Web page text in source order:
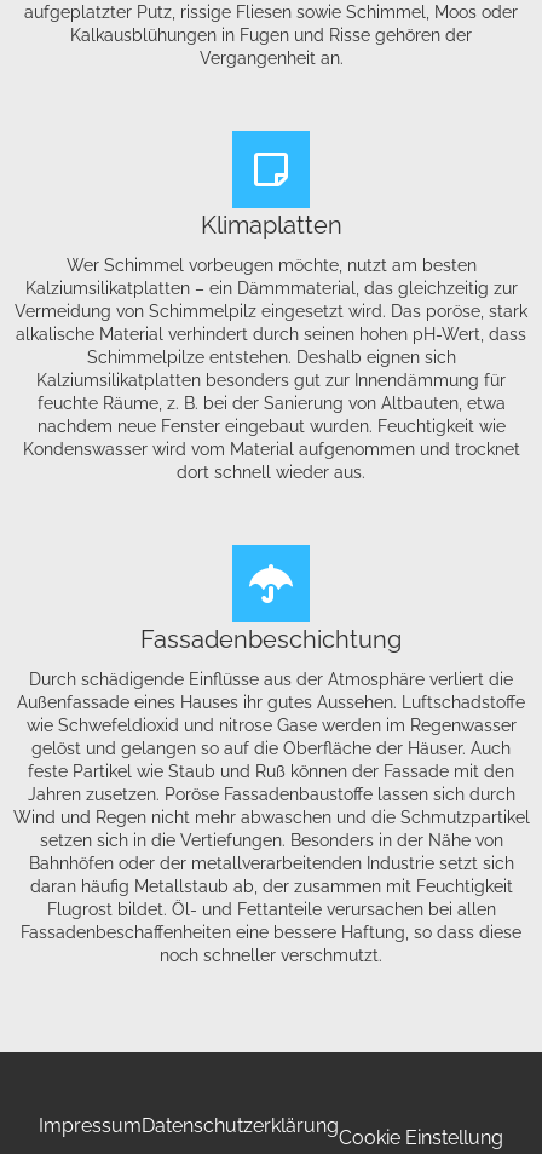
aufgeplatzter Putz, rissige Fliesen sowie Schimmel, Moos oder
Kalkausblühungen in Fugen und Risse gehören der
Vergangenheit an.
Klimaplatten
Wer Schimmel vorbeugen möchte, nutzt am besten
Kalziumsilikatplatten – ein Dämmmaterial, das gleichzeitig zur
Vermeidung von Schimmelpilz eingesetzt wird. Das poröse, stark
alkalische Material verhindert durch seinen hohen pH-Wert, dass
Schimmelpilze entstehen. Deshalb eignen sich
Kalziumsilikatplatten besonders gut zur Innendämmung für
feuchte Räume, z. B. bei der Sanierung von Altbauten, etwa
nachdem neue Fenster eingebaut wurden. Feuchtigkeit wie
Kondenswasser wird vom Material aufgenommen und trocknet
dort schnell wieder aus.
Fassadenbeschichtung
Durch schädigende Einflüsse aus der Atmosphäre verliert die
Außenfassade eines Hauses ihr gutes Aussehen. Luftschadstoffe
wie Schwefeldioxid und nitrose Gase werden im Regenwasser
gelöst und gelangen so auf die Oberfläche der Häuser. Auch
feste Partikel wie Staub und Ruß können der Fassade mit den
Jahren zusetzen. Poröse Fassadenbaustoffe lassen sich durch
Wind und Regen nicht mehr abwaschen und die Schmutzpartikel
setzen sich in die Vertiefungen. Besonders in der Nähe von
Bahnhöfen oder der metallverarbeitenden Industrie setzt sich
daran häufig Metallstaub ab, der zusammen mit Feuchtigkeit
Flugrost bildet. Öl- und Fettanteile verursachen bei allen
Fassadenbeschaffenheiten eine bessere Haftung, so dass diese
noch schneller verschmutzt.
ImpressumDatenschutzerklärung
Cookie Einstellung